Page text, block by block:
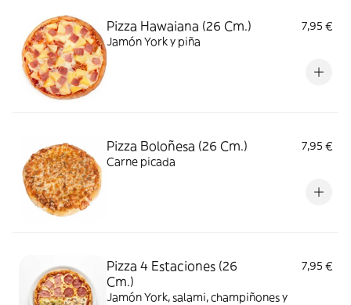
Pizza Hawaiana (26 Cm.)
7,95 €
Jamón York y piña
Pizza Boloñesa (26 Cm.)
7,95 €
Carne picada
Pizza 4 Estaciones (26
Cm.)
7,95 €
Jamón York, salami, champiñones y